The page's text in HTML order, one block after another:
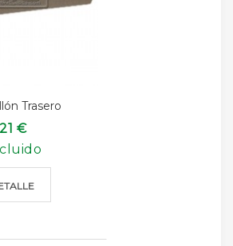
Trasero
€